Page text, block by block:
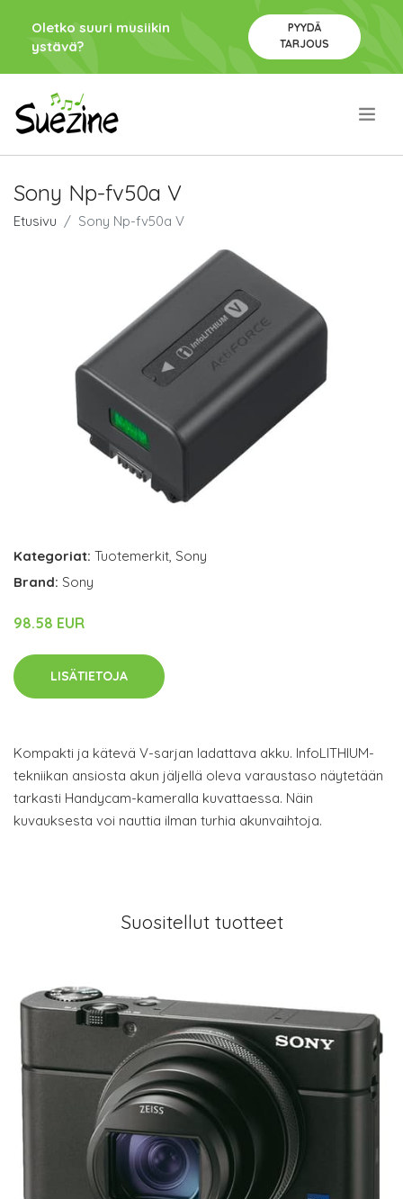
Oletko suuri musiikin
ystävä?
PYYDÄ
TARJOUS
Sony Np-fv50a V
Etusivu Sony Np-fv50a V
Kategoriat: Tuotemerkit Sony
Brand: Sony
98.58 EUR
LISÄTIETOJA
Kompakti ja kätevä V-sarjan ladattava akku. InfoLITHIUM-
tekniikan ansiosta akun jäljellä oleva varaustaso näytetään
tarkasti Handycam-kameralla kuvattaessa. Näin
kuvauksesta voi nauttia ilman turhia akunvaihtoja.
Suositellut tuotteet